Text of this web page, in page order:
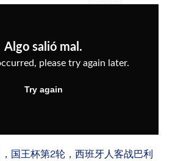
国王杯第2轮，西班牙人客战巴利